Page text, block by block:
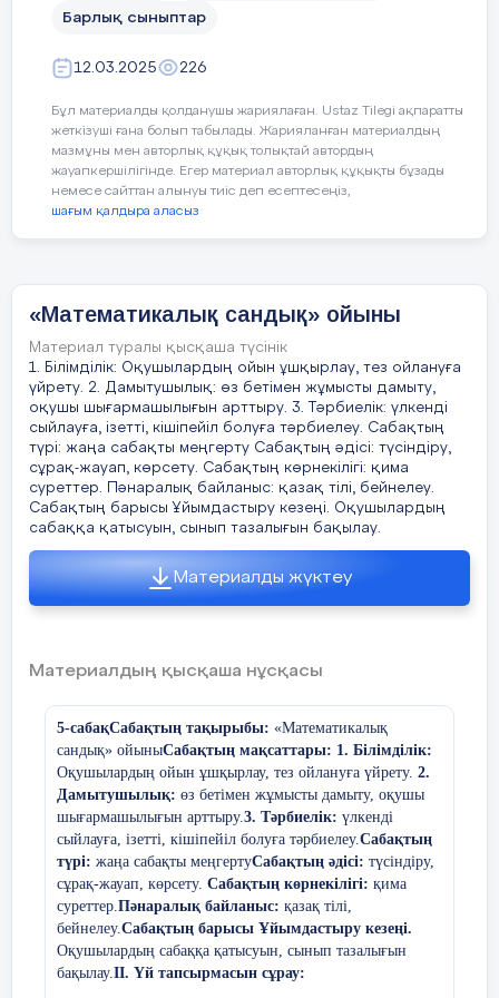
Бүгінгі күн жеңімпазы болады.
Көпшілік білімдерін сараламақ
Сұрамақ шығуларын жұрт алдына.
І тур. Таныстыру. (Әр команда өздерін
сұраққа жауап беру керек. Егер жауабын
білмесеңіздер «келесі» деп жауап
І топқа:
1. Өздеріңіз оқып отырған «Алгебра»
кітабының авторы?Шыныбеков
2. 7 майшам жанып тұр, 4-уін сөндірсек
неше майшам қалады?(4)
3. Алманың жартысы неге ұқсайды?
(өзінің жартысына)
4. Үш сызықтан пайда болған фигура?
5. 1/10 санының кері саны? (10)
6. Бес жарым таяқтың неше ұшы бар?(12)
7. у=х3 функциясының графигі. (кубтық
парабола)
8. Жарты түзу. (сәуле)
9. Ақиқаттығы дәлелдеусіз қабылданатын
сөйлем (аксиома)
10. Қай ыдыстан тамақ ішуге болмайды.
(бос ыдыстан)
11. Тік бұрыштан кіші бұрыш (сүйір)
2024-2025оқу жылы
Сабақтың тақырыбы: «
Математикалық сандық» ойыны.
Сабақтың мақсаты:1)Оқушылардың
ой-өрісін кеңейтіп есте сақтау қабілетін
Оқушыларды шапшаңдыққа,
ізденімпаздыққа, ұйымшылдыққа
тәрбиелеу.
Түрі:Топтық сайыс сағаты.Типі:Ойын
түріндеЖоспары:
Топтың өзін таныстыруы, амандасу
рәсімі
2. Бәйге (логикалық есептер)
3. Математикалық хоккей
Барлық сыныптар
12.03.2025 226
Бұл материалды қолданушы жариялаған. Ustaz Tilegi ақпаратты
жеткізуші ғана болып табылады. Жарияланған материалдың
мазмұны мен авторлық құқық толықтай автордың
жауапкершілігінде. Егер материал авторлық құқықты бұзады
немесе сайттан алынуы тиіс деп есептесеңіз,
шағым қалдыра аласыз
«Математикалық сандық» ойыны
Материал туралы қысқаша түсінік
1. Білімділік: Оқушылардың ойын ұшқырлау, тез ойлануға
үйрету. 2. Дамытушылық: өз бетімен жұмысты дамыту,
оқушы шығармашылығын арттыру. 3. Тәрбиелік: үлкенді
сыйлауға, ізетті, кішіпейіл болуға тәрбиелеу. Сабақтың
түрі: жаңа сабақты меңгерту Сабақтың әдісі: түсіндіру,
сұрақ-жауап, көрсету. Сабақтың көрнекілігі: қима
суреттер. Пәнаралық байланыс: қазақ тілі, бейнелеу.
Сабақтың барысы Ұйымдастыру кезеңі. Оқушылардың
сабаққа қатысуын, сынып тазалығын бақылау.
Материалды жүктеу
Материалдың қысқаша нұсқасы
5-сабақСабақтың тақырыбы: «Математикалық
сандық» ойыныСабақтың мақсаттары: 1. Білімділік:
Оқушылардың ойын ұшқырлау, тез ойлануға үйрету. 2.
Дамытушылық: өз бетімен жұмысты дамыту, оқушы
шығармашылығын арттыру. 3. Тәрбиелік: үлкенді
сыйлауға, ізетті, кішіпейіл болуға тәрбиелеу. Сабақтың
түрі: жаңа сабақты меңгертуСабақтың әдісі: түсіндіру,
сұрақ-жауап, көрсету. Сабақтың көрнекілігі: қима
суреттер. Пәнаралық байланыс: қазақ тілі,
бейнелеу. Сабақтың барысы Ұйымдастыру кезеңі.
Оқушылардың сабаққа қатысуын, сынып тазалығын
бақылау. ІІ. Үй тапсырмасын сұрау: